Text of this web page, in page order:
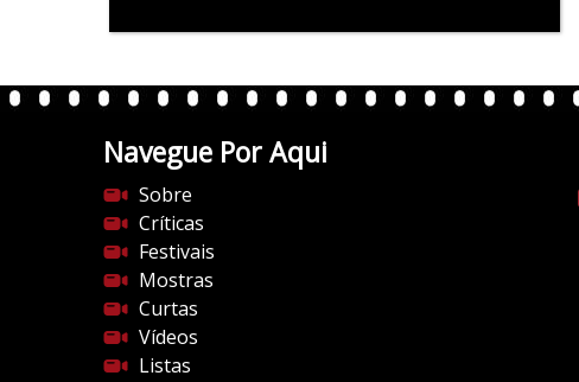
Navegue Por Aqui
Sobre
Críticas
Festivais
Mostras
Curtas
Vídeos
Listas